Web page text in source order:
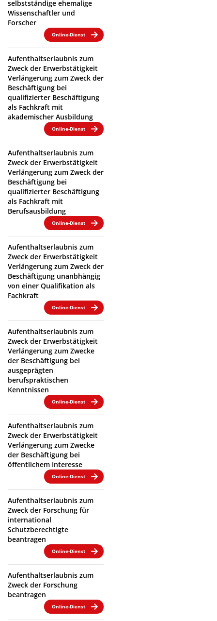
selbstständige ehemalige
Wissenschaftler und
Forscher
Online-Dienst
Aufenthaltserlaubnis zum
Zweck der Erwerbstätigkeit
Verlängerung zum Zweck der
Beschäftigung bei
qualifizierter Beschäftigung
als Fachkraft mit
akademischer Ausbildung
Online-Dienst
Aufenthaltserlaubnis zum
Zweck der Erwerbstätigkeit
Verlängerung zum Zweck der
Beschäftigung bei
qualifizierter Beschäftigung
als Fachkraft mit
Berufsausbildung
Online-Dienst
Aufenthaltserlaubnis zum
Zweck der Erwerbstätigkeit
Verlängerung zum Zweck der
Beschäftigung unanbhängig
von einer Qualifikation als
Fachkraft
Online-Dienst
Aufenthaltserlaubnis zum
Zweck der Erwerbstätigkeit
Verlängerung zum Zwecke
der Beschäftigung bei
ausgeprägten
berufspraktischen
Kenntnissen
Online-Dienst
Aufenthaltserlaubnis zum
Zweck der Erwerbstätigkeit
Verlängerung zum Zwecke
der Beschäftigung bei
öffentlichem Interesse
Online-Dienst
Aufenthaltserlaubnis zum
Zweck der Forschung für
international
Schutzberechtigte
beantragen
Online-Dienst
Aufenthaltserlaubnis zum
Zweck der Forschung
beantragen
Online-Dienst